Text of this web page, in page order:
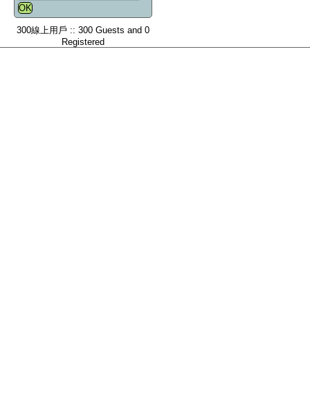
300線上用戶 :: 300 Guests and 0
Registered